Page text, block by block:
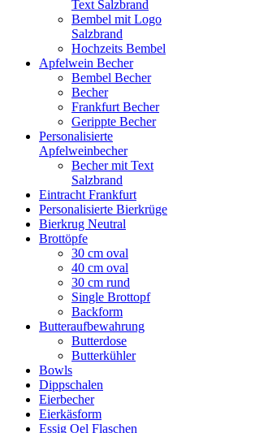
Text Salzbrand
Bembel mit Logo
Salzbrand
Hochzeits Bembel
Apfelwein Becher
Bembel Becher
Becher
Frankfurt Becher
Gerippte Becher
Personalisierte
Apfelweinbecher
Becher mit Text
Salzbrand
Eintracht Frankfurt
Personalisierte Bierkrüge
Bierkrug Neutral
Brottöpfe
30 cm oval
40 cm oval
30 cm rund
Single Brottopf
Backform
Butteraufbewahrung
Butterdose
Butterkühler
Bowls
Dippschalen
Eierbecher
Eierkäsform
Essig Oel Flaschen